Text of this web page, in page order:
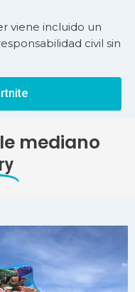
viene incluido un
civil sin
mediano